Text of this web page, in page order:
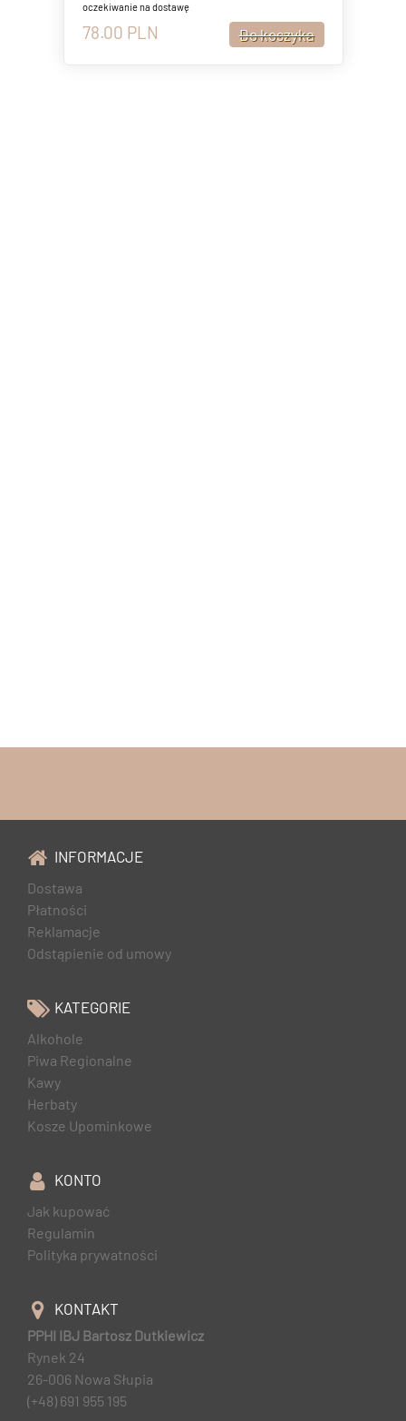
oczekiwanie na dostawę
78.00 PLN
INFORMACJE
Dostawa
Płatności
Reklamacje
Odstąpienie od umowy
KATEGORIE
Alkohole
Piwa Regionalne
Kawy
Herbaty
Kosze Upominkowe
KONTO
Jak kupować
Regulamin
Polityka prywatności
KONTAKT
PPHI IBJ Bartosz Dutkiewicz
Rynek 24
26-006 Nowa Słupia
(+48) 691 955 195